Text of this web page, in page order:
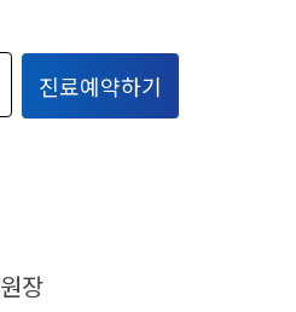
진료예약하기
원장